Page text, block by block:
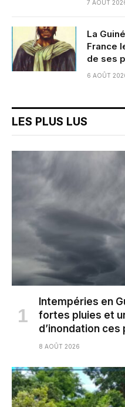
7 AOÛT
La
France
de ses
6 AOÛT
LES PLUS LUS
Intempéries en
fortes pluies et
d’inondation ces
8 AOÛT 2026